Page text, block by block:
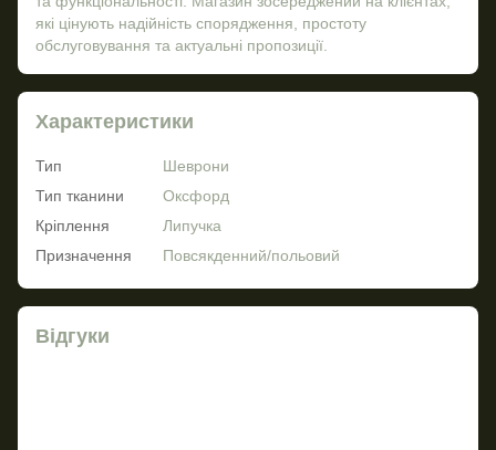
які цінують надійність спорядження, простоту
обслуговування та актуальні пропозиції.
Характеристики
Тип
Шеврони
Тип тканини
Оксфорд
Кріплення
Липучка
Призначення
Повсякденний/польовий
Відгуки